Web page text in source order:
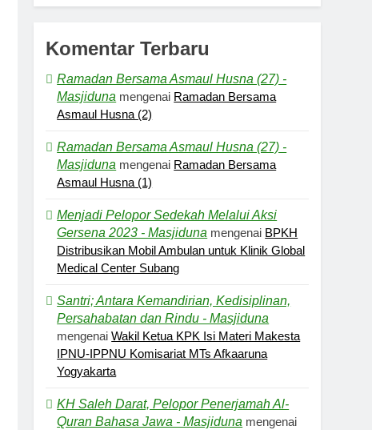
Komentar Terbaru
Ramadan Bersama Asmaul Husna (27) -
Masjiduna mengenai Ramadan Bersama
Asmaul Husna (2)
Ramadan Bersama Asmaul Husna (27) -
Masjiduna mengenai Ramadan Bersama
Asmaul Husna (1)
Menjadi Pelopor Sedekah Melalui Aksi
Gersena 2023 - Masjiduna mengenai BPKH
Distribusikan Mobil Ambulan untuk Klinik Global
Medical Center Subang
Santri; Antara Kemandirian, Kedisiplinan,
Persahabatan dan Rindu - Masjiduna
mengenaiWakil Ketua KPK Isi Materi Makesta
IPNU-IPPNU Komisariat MTs Afkaaruna
Yogyakarta
KH Saleh Darat, Pelopor Penerjamah Al-
Quran Bahasa Jawa - Masjiduna mengenai